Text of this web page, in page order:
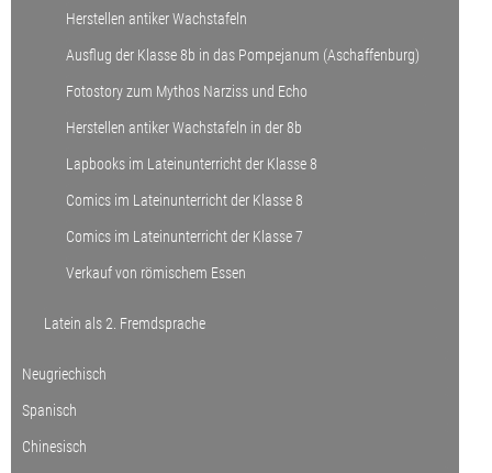
Herstellen antiker Wachstafeln
Ausflug der Klasse 8b in das Pompejanum (Aschaffenburg)
Fotostory zum Mythos Narziss und Echo
Herstellen antiker Wachstafeln in der 8b
Lapbooks im Lateinunterricht der Klasse 8
Comics im Lateinunterricht der Klasse 8
Comics im Lateinunterricht der Klasse 7
Verkauf von römischem Essen
Latein als 2. Fremdsprache
Neugriechisch
Spanisch
Chinesisch